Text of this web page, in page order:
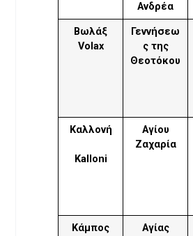
Ανδρέα
Βωλάξ
Volax
Γεννήσεω
ς της
Θεοτόκου
Καλλονή
Kalloni
Αγίου
Ζαχαρία
Κάμπος
Αγίας